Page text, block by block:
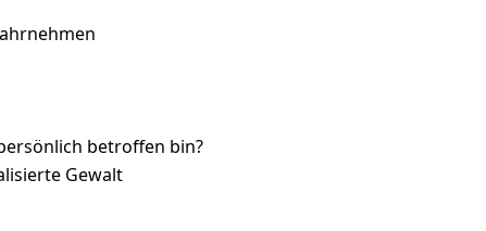
betroffen bin?
Gewalt